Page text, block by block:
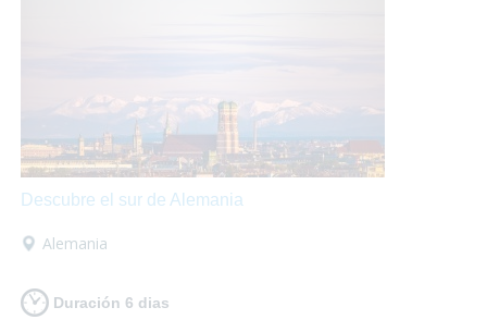
Descubre el sur de Alemania
Alemania
Duración 6 dias